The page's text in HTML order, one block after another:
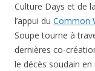
Culture Days et de
l’appui du Common
Soupe tourne à
dernières co-
le décès soudain